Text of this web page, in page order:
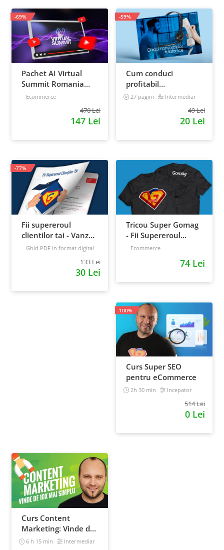
Pachet AI Virtual
Summit Romania
2026: inregistrari +
Ecommerce
470 Lei
147 Lei
-69%
Cum conduci
profitabil
convorbirile
27 pagini Intermediar
49 Lei
20 Lei
-59%
Fii supereroul
clientilor tai - Vanzari
pe pilot automat
Ghid PDF in format digital
133 Lei
30 Lei
-77%
Tricou Super Gomag
- Fii Supereroul
Clientilor Tai
Ecommerce
74 Lei
Curs Super SEO
pentru eCommerce
2h 30 min Incepator
514 Lei
0 Lei
-100%
Curs Content
Marketing: Vinde de
10x mai simplu
6 h 15 min Intermediar